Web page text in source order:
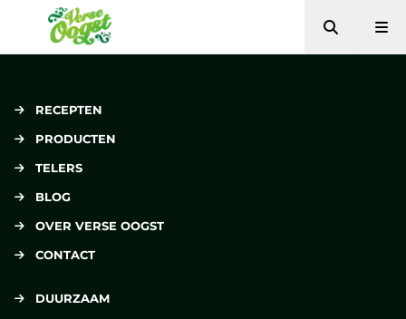
Verse Oogst
Zoeken
RECEPTEN
PRODUCTEN
TELERS
BLOG
OVER VERSE OOGST
CONTACT
DUURZAAM